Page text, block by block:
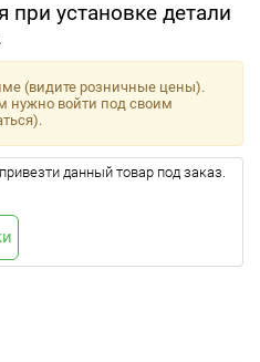
при установке детали
(видите розничные цены).
нужно войти под своим
данный товар под заказ.